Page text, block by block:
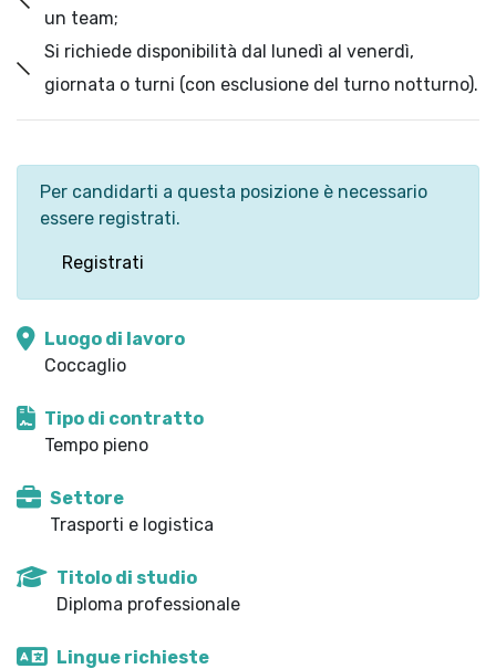
un team;
Si richiede disponibilità dal lunedì al venerdì,
giornata o turni (con esclusione del turno notturno).
Per candidarti a questa posizione è necessario
essere registrati.
Registrati
Luogo di lavoro
Coccaglio
Tipo di contratto
Tempo pieno
Settore
Trasporti e logistica
Titolo di studio
Diploma professionale
Lingue richieste